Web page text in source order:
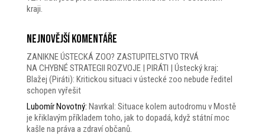
kraji.
Nejnovější komentáře
ZANIKNE ÚSTECKÁ ZOO? ZASTUPITELSTVO TRVÁ
NA CHYBNÉ STRATEGII ROZVOJE | PIRÁTI | Ústecký kraj:
Blažej (Piráti): Kritickou situaci v ústecké zoo nebude ředitel
schopen vyřešit
Lubomír Novotný: Navrkal: Situace kolem autodromu v Mostě
je křiklavým příkladem toho, jak to dopadá, když státní moc
kašle na práva a zdraví občanů.